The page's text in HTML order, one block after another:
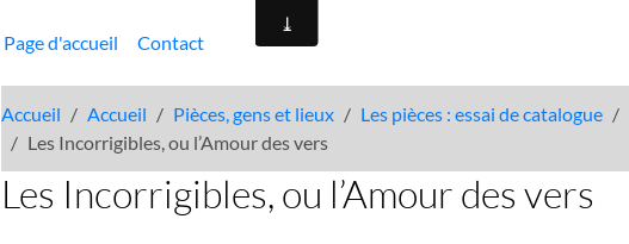
Page d'accueil Contact
Accueil Accueil Pièces, gens et lieux Les pièces : essai de catalogue
Les Incorrigibles, ou l’Amour des vers
Les Incorrigibles, ou l’Amour des vers